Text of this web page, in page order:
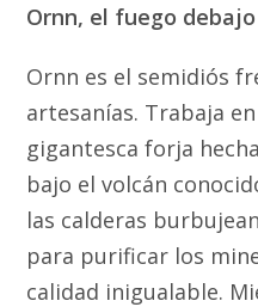
Ornn, el fuego
Ornn es el semidiós
artesanías. Trabaja
gigantesca forja
bajo el volcán
las calderas
para purificar los
calidad inigualable.